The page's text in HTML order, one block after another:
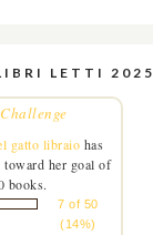
LETTI 2025
gatto libraio has
toward her goal of
books.
7 of 50
(14%)